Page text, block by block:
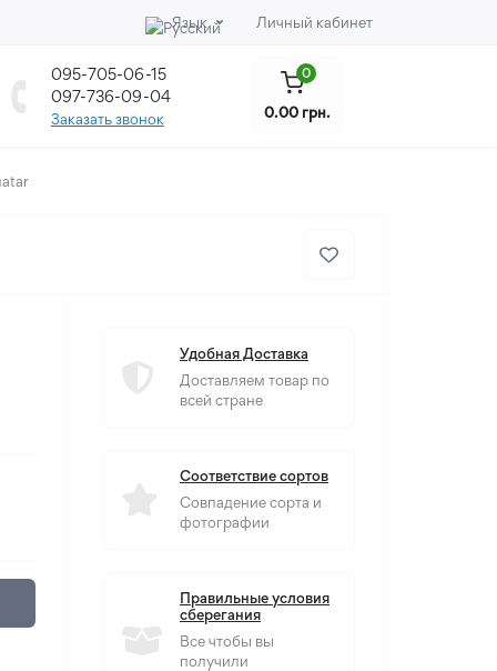
Язык Личный кабинет
095-705-06-15
097-736-09-04
Заказать звонок
0
0.00 грн.
Удобная Доставка
Доставляем товар по
всей стране
Соответствие сортов
Совпадение сорта и
фотографии
Правильные условия
сберегания
Все чтобы вы
получили